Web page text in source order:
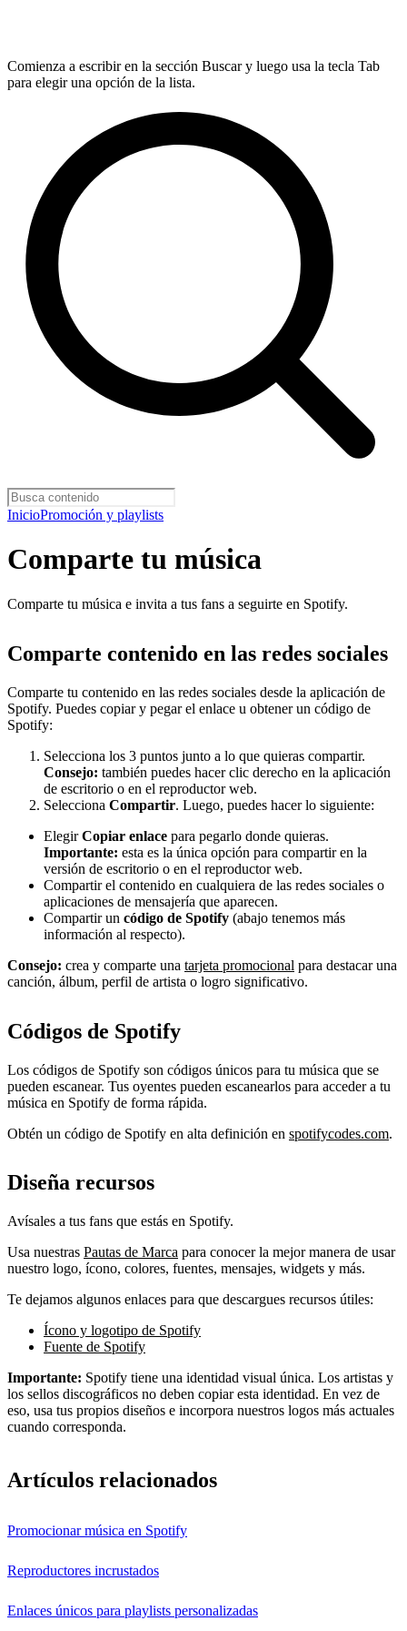
Comienza a escribir en la sección Buscar y luego usa la tecla Tab
para elegir una opción de la lista.
InicioPromoción y playlists
Comparte tu música
Comparte tu música e invita a tus fans a seguirte en Spotify.
Comparte contenido en las redes sociales
Comparte tu contenido en las redes sociales desde la aplicación de
Spotify. Puedes copiar y pegar el enlace u obtener un código de
Spotify:
Selecciona los 3 puntos junto a lo que quieras compartir.
Consejo: también puedes hacer clic derecho en la aplicación
de escritorio o en el reproductor web.
Selecciona Compartir. Luego, puedes hacer lo siguiente:
ElegirCopiar enlace para pegarlo donde quieras.
Importante: esta es la única opción para compartir en la
versión de escritorio o en el reproductor web.
Compartir el contenido en cualquiera de las redes sociales o
aplicaciones de mensajería que aparecen.
Compartir un código de Spotify (abajo tenemos más
información al respecto).
Consejo: crea y comparte una tarjeta promocional para destacar una
canción, álbum, perfil de artista o logro significativo.
Códigos de Spotify
Los códigos de Spotify son códigos únicos para tu música que se
pueden escanear. Tus oyentes pueden escanearlos para acceder a tu
música en Spotify de forma rápida.
Obtén un código de Spotify en alta definición en spotifycodes.com.
Diseña recursos
Avísales a tus fans que estás en Spotify.
Usa nuestras Pautas de Marca para conocer la mejor manera de usar
nuestro logo, ícono, colores, fuentes, mensajes, widgets y más.
Te dejamos algunos enlaces para que descargues recursos útiles:
Ícono y logotipo de Spotify
Fuente de Spotify
Importante: Spotify tiene una identidad visual única. Los artistas y
los sellos discográficos no deben copiar esta identidad. En vez de
eso, usa tus propios diseños e incorpora nuestros logos más actuales
cuando corresponda.
Artículos relacionados
Promocionar música en Spotify
Reproductores incrustados
Enlaces únicos para playlists personalizadas